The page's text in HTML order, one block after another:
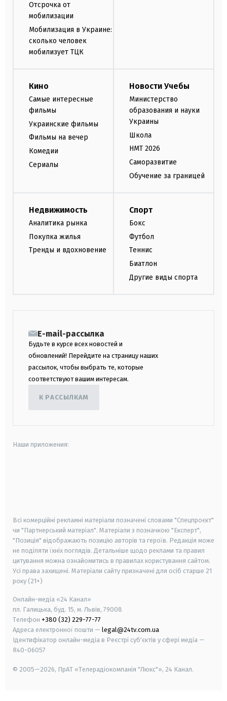
Отсрочка от
мобилизации
Мобилизация в Украине:
сколько человек
мобилизует ТЦК
Кино
Самые интересные
фильмы
Украинские фильмы
Фильмы на вечер
Комедии
Сериалы
Новости Учебы
Министерство
образования и науки
Украины
Школа
НМТ 2026
Саморазвитие
Обучение за границей
Недвижимость
Аналитика рынка
Покупка жилья
Тренды и вдохновение
Спорт
Бокс
Футбол
Теннис
Биатлон
Другие виды спорта
E-mail-рассылка
Будьте в курсе всех новостей и
обновлений! Перейдите на страницу наших
рассылок, чтобы выбрать те, которые
соответствуют вашим интересам.
К РАССЫЛКАМ
Наши приложения:
Всі комерційні рекламні матеріали позначені словами "Спецпроєкт"
чи "Партнерський матеріал". Матеріали з позначкою "Експерт",
"Позиція" відображають позицію авторів та героїв. Редакція може
не поділяти їхніх поглядів. Детальніше щодо реклами та правил
цитування можна ознайомитись в правилах користування сайтом.
Усі права захищені. Матеріали сайту призначені для осіб старше 21
року (21+)
Онлайн-медіа «24 Канал»
пл. Галицька, буд. 15, м. Львів, 79008
Телефон +380 (32) 229-77-77
Адреса електронної пошти — legal@24tv.com.ua
Ідентифікатор онлайн-медіа в Реєстрі суб'єктів у сфері медіа —
R40-06057
© 2005—2026, ПрАТ «Телерадіокомпанія "Люкс"», 24 Канал.